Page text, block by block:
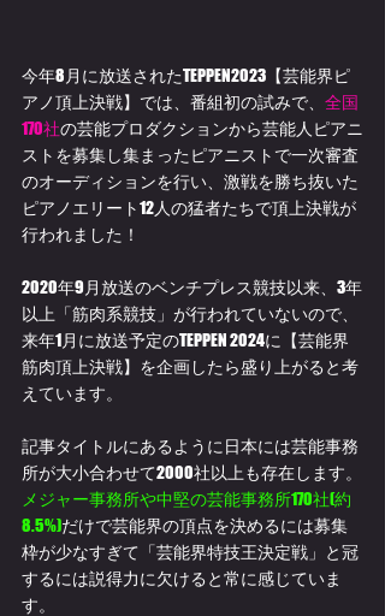
今年8月に放送されたTEPPEN2023【芸能界ピ
アノ頂上決戦】では、番組初の試みで、 全国
170社の芸能プロダクションから芸能人ピアニ
ストを募集し集まったピアニストで一次審査
のオーディションを行い、激戦を勝ち抜いた
ピアノエリート12人の猛者たちで頂上決戦が
行われました！
2020年9月放送のベンチプレス競技以来、3年
以上「筋肉系競技」が行われていないので、
来年1月に放送予定のTEPPEN 2024に【芸能界
筋肉頂上決戦】を企画したら盛り上がると考
えています。
記事タイトルにあるように日本には芸能事務
所が大小合わせて2000社以上も存在します。
メジャー事務所や中堅の芸能事務所170社(約
8.5%)だけで芸能界の頂点を決めるには募集
枠が少なすぎて「芸能界特技王決定戦」と冠
するには説得力に欠けると常に感じていま
す。